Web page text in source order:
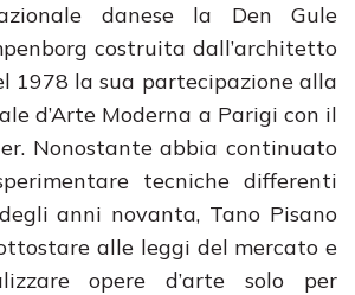
danese la Den Gule
costruita dall’architetto
1978 la sua partecipazione alla
d’Arte Moderna a Parigi con il
Nonostante abbia continuato
tecniche differenti
anni novanta, Tano Pisano
alle leggi del mercato e
opere d’arte solo per